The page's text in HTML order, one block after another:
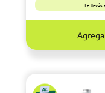
Te llevás